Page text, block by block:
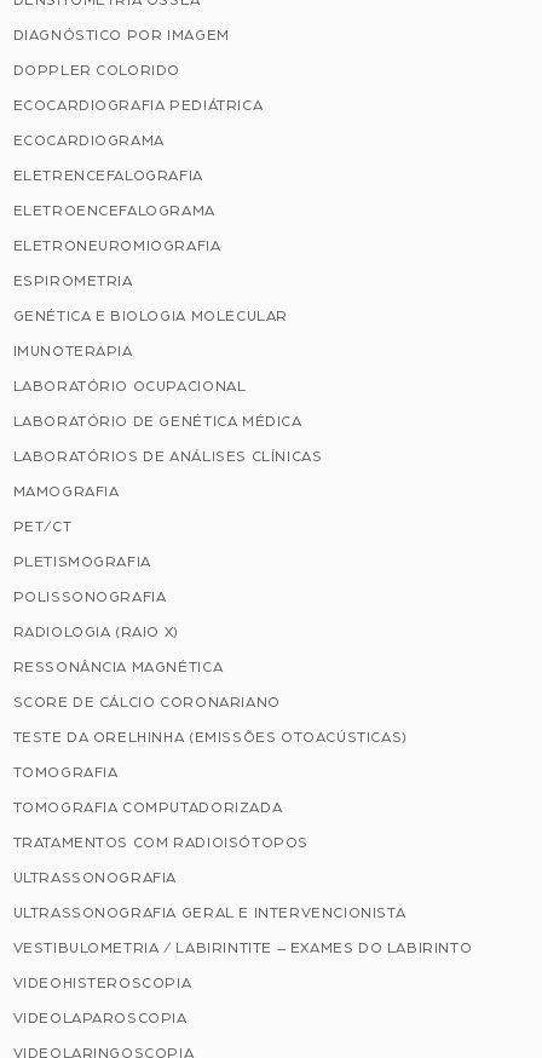
DIAGNÓSTICO POR IMAGEM
DOPPLER COLORIDO
ECOCARDIOGRAFIA PEDIÁTRICA
ECOCARDIOGRAMA
ELETRENCEFALOGRAFIA
ELETROENCEFALOGRAMA
ELETRONEUROMIOGRAFIA
ESPIROMETRIA
GENÉTICA E BIOLOGIA MOLECULAR
IMUNOTERAPIA
LABORATÓRIO OCUPACIONAL
LABORATÓRIO DE GENÉTICA MÉDICA
LABORATÓRIOS DE ANÁLISES CLÍNICAS
MAMOGRAFIA
PET/CT
PLETISMOGRAFIA
POLISSONOGRAFIA
RADIOLOGIA (RAIO X)
RESSONÂNCIA MAGNÉTICA
SCORE DE CÁLCIO CORONARIANO
TESTE DA ORELHINHA (EMISSÕES OTOACÚSTICAS)
TOMOGRAFIA
TOMOGRAFIA COMPUTADORIZADA
TRATAMENTOS COM RADIOISÓTOPOS
ULTRASSONOGRAFIA
ULTRASSONOGRAFIA GERAL E INTERVENCIONISTA
VESTIBULOMETRIA / LABIRINTITE – EXAMES DO LABIRINTO
VIDEOHISTEROSCOPIA
VIDEOLAPAROSCOPIA
VIDEOLARINGOSCOPIA